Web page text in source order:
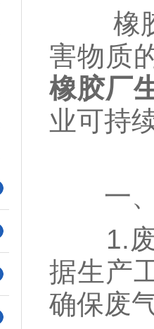
橡胶
害物质
橡胶厂
业可持
一
1.废
据生产
确保废